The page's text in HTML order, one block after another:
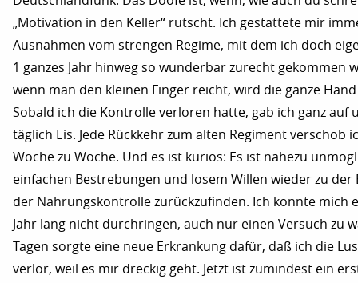
„Motivation in den Keller“ rutscht. Ich gestattete mir
Ausnahmen vom strengen Regime, mit dem ich doch
1 ganzes Jahr hinweg so wunderbar zurecht gekommen
wenn man den kleinen Finger reicht, wird die ganze
Sobald ich die Kontrolle verloren hatte, gab ich ganz auf
täglich Eis. Jede Rückkehr zum alten Regiment verschob
Woche zu Woche. Und es ist kurios: Es ist nahezu
einfachen Bestrebungen und losem Willen wieder zu der
der Nahrungskontrolle zurückzufinden. Ich konnte mich
Jahr lang nicht durchringen, auch nur einen Versuch zu
Tagen sorgte eine neue Erkrankung dafür, daß ich die
verlor, weil es mir dreckig geht. Jetzt ist zumindest ein